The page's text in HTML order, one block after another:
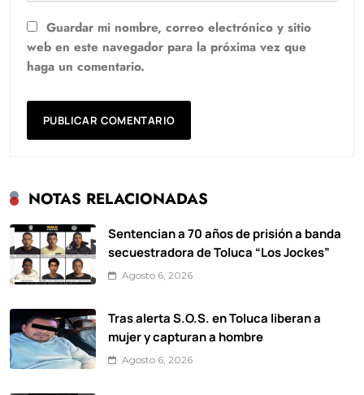
Guardar mi nombre, correo electrónico y sitio
web en este navegador para la próxima vez que
haga un comentario.
NOTAS RELACIONADAS
Sentencian a 70 años de prisión a banda
secuestradora de Toluca “Los Jockes”
Agosto 6, 2026
Tras alerta S.O.S. en Toluca liberan a
mujer y capturan a hombre
Agosto 6, 2026